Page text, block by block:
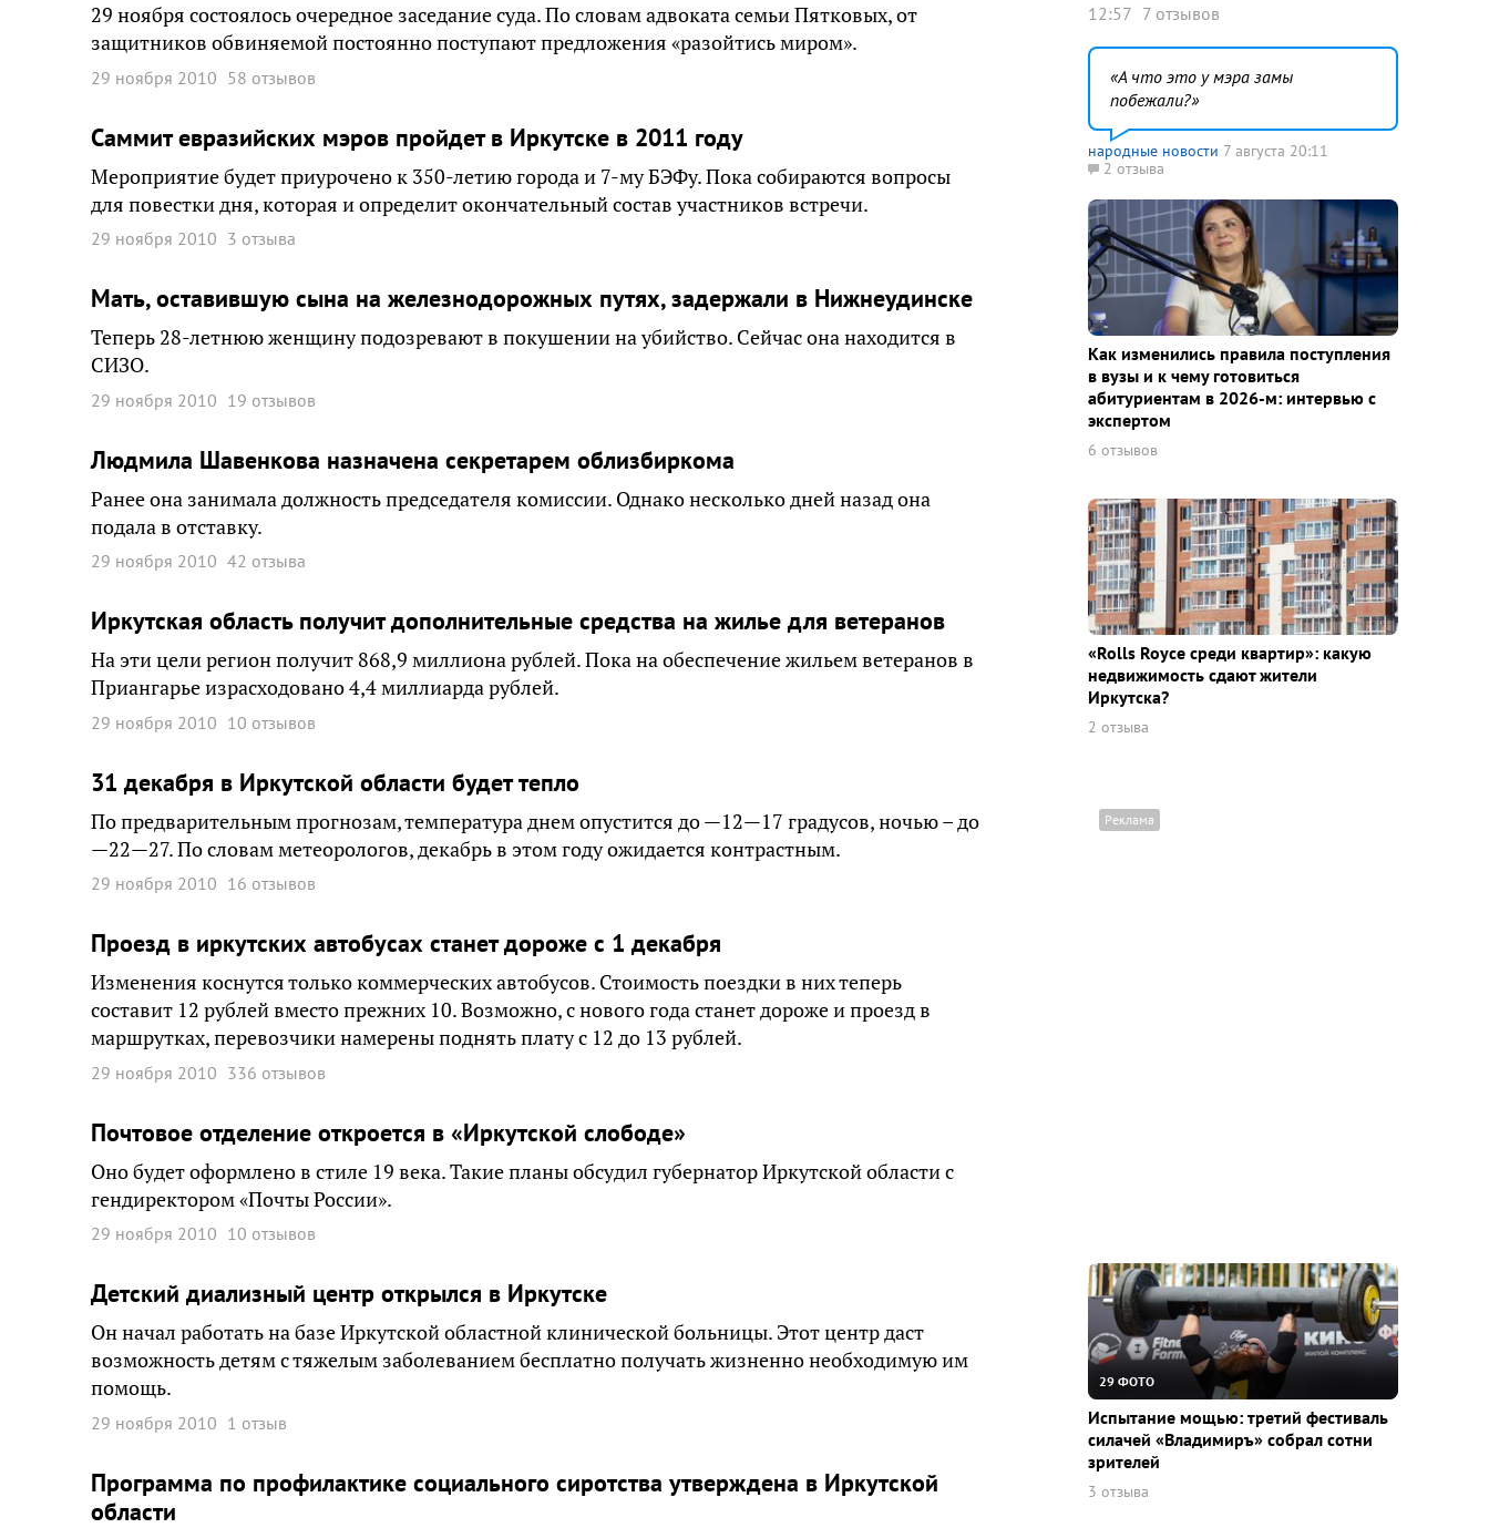
29 ноября состоялось очередное заседание суда. По словам адвоката семьи Пятковых, от
защитников обвиняемой постоянно поступают предложения «разойтись миром».
29 ноября 2010 58 отзывов
Саммит евразийских мэров пройдет в Иркутске в 2011 году
Мероприятие будет приурочено к 350-летию города и 7-му БЭФу. Пока собираются вопросы
для повестки дня, которая и определит окончательный состав участников встречи.
29 ноября 2010 3 отзыва
Мать, оставившую сына на железнодорожных путях, задержали в Нижнеудинске
Теперь 28-летнюю женщину подозревают в покушении на убийство. Сейчас она находится в
СИЗО.
29 ноября 2010 19 отзывов
Людмила Шавенкова назначена секретарем облизбиркома
Ранее она занимала должность председателя комиссии. Однако несколько дней назад она
подала в отставку.
29 ноября 2010 42 отзыва
Иркутская область получит дополнительные средства на жилье для ветеранов
На эти цели регион получит 868,9 миллиона рублей. Пока на обеспечение жильем ветеранов в
Приангарье израсходовано 4,4 миллиарда рублей.
29 ноября 2010 10 отзывов
31 декабря в Иркутской области будет тепло
По предварительным прогнозам, температура днем опустится до —12—17 градусов, ночью – до
—22—27. По словам метеорологов, декабрь в этом году ожидается контрастным.
29 ноября 2010 16 отзывов
Проезд в иркутских автобусах станет дороже с 1 декабря
Изменения коснутся только коммерческих автобусов. Стоимость поездки в них теперь
составит 12 рублей вместо прежних 10. Возможно, с нового года станет дороже и проезд в
маршрутках, перевозчики намерены поднять плату с 12 до 13 рублей.
29 ноября 2010 336 отзывов
Почтовое отделение откроется в «Иркутской слободе»
Оно будет оформлено в стиле 19 века. Такие планы обсудил губернатор Иркутской области с
гендиректором «Почты России».
29 ноября 2010 10 отзывов
Детский диализный центр открылся в Иркутске
Он начал работать на базе Иркутской областной клинической больницы. Этот центр даст
возможность детям с тяжелым заболеванием бесплатно получать жизненно необходимую им
помощь.
29 ноября 2010 1 отзыв
Программа по профилактике социального сиротства утверждена в Иркутской
области
12:57 7 отзывов
А что это у мэра замы
побежали?
народные новости 7 августа 20:11
2 отзыва
Как изменились правила поступления
в вузы и к чему готовиться
абитуриентам в 2026-м: интервью с
экспертом
6 отзывов
«Rolls Royce среди квaртир»: какую
недвижимость сдают жители
Иркутска?
2 отзыва
29 ФОТО
Испытание мощью: третий фестиваль
силачей «Владимиръ» собрал сотни
зрителей
3 отзыва